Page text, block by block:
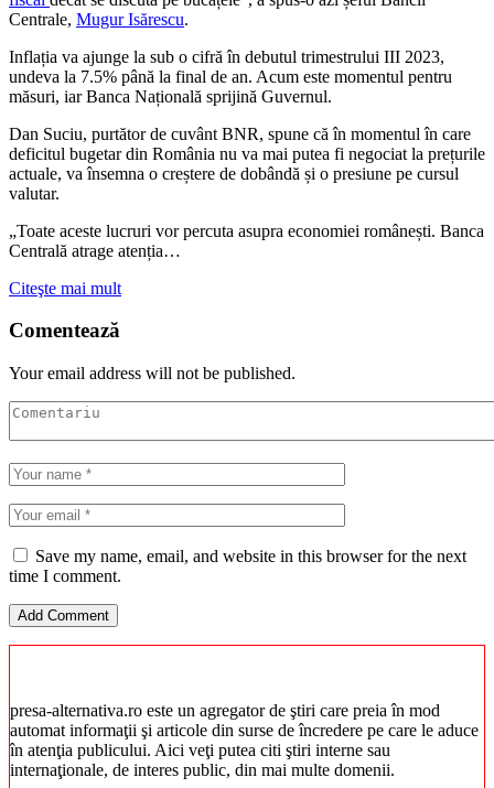
Centrale, Mugur Isărescu.
Inflația va ajunge la sub o cifră în debutul trimestrului III 2023,
undeva la 7.5% până la final de an. Acum este momentul pentru
măsuri, iar Banca Națională sprijină Guvernul.
Dan Suciu, purtător de cuvânt BNR, spune că în momentul în care
deficitul bugetar din România nu va mai putea fi negociat la prețurile
actuale, va însemna o creștere de dobândă și o presiune pe cursul
valutar.
„Toate aceste lucruri vor percuta asupra economiei românești. Banca
Centrală atrage atenția…
Citeşte mai mult
Comentează
Your email address will not be published.
Save my name, email, and website in this browser for the next
time I comment.
presa-alternativa.ro este un agregator de ştiri care preia în mod
automat informaţii şi articole din surse de încredere pe care le aduce
în atenţia publicului. Aici veţi putea citi ştiri interne sau
internaţionale, de interes public, din mai multe domenii.